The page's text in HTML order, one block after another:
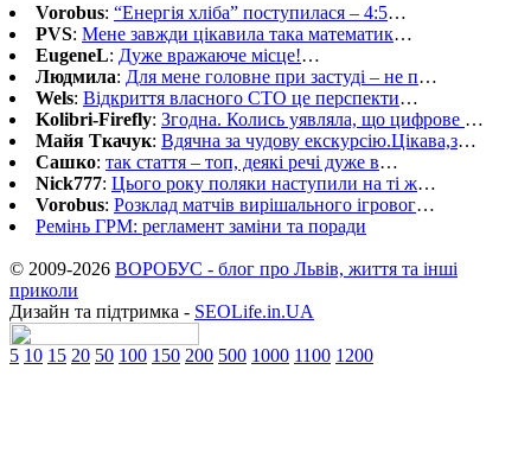
Vorobus: “Енергія хліба” поступилася – 4:5…
PVS: Мене завжди цікавила така математик…
EugeneL: Дуже вражаюче місце!…
Людмила: Для мене головне при застуді – не п…
Wels: Відкриття власного СТО це перспекти…
Kolibri-Firefly: Згодна. Колись уявляла, що цифрове …
Майя Ткачук: Вдячна за чудову екскурсію.Цікава,з…
Сашко: так стаття – топ, деякі речі дуже в…
Nick777: Цього року поляки наступили на ті ж…
Vorobus: Розклад матчів вирішального ігровог…
Ремінь ГРМ: регламент заміни та поради
© 2009-2026 ВОРОБУС - блог про Львів, життя та інші
приколи
Дизайн та підтримка - SEOLife.in.UA
5 10 15 20 50 100 150 200 500 1000 1100 1200